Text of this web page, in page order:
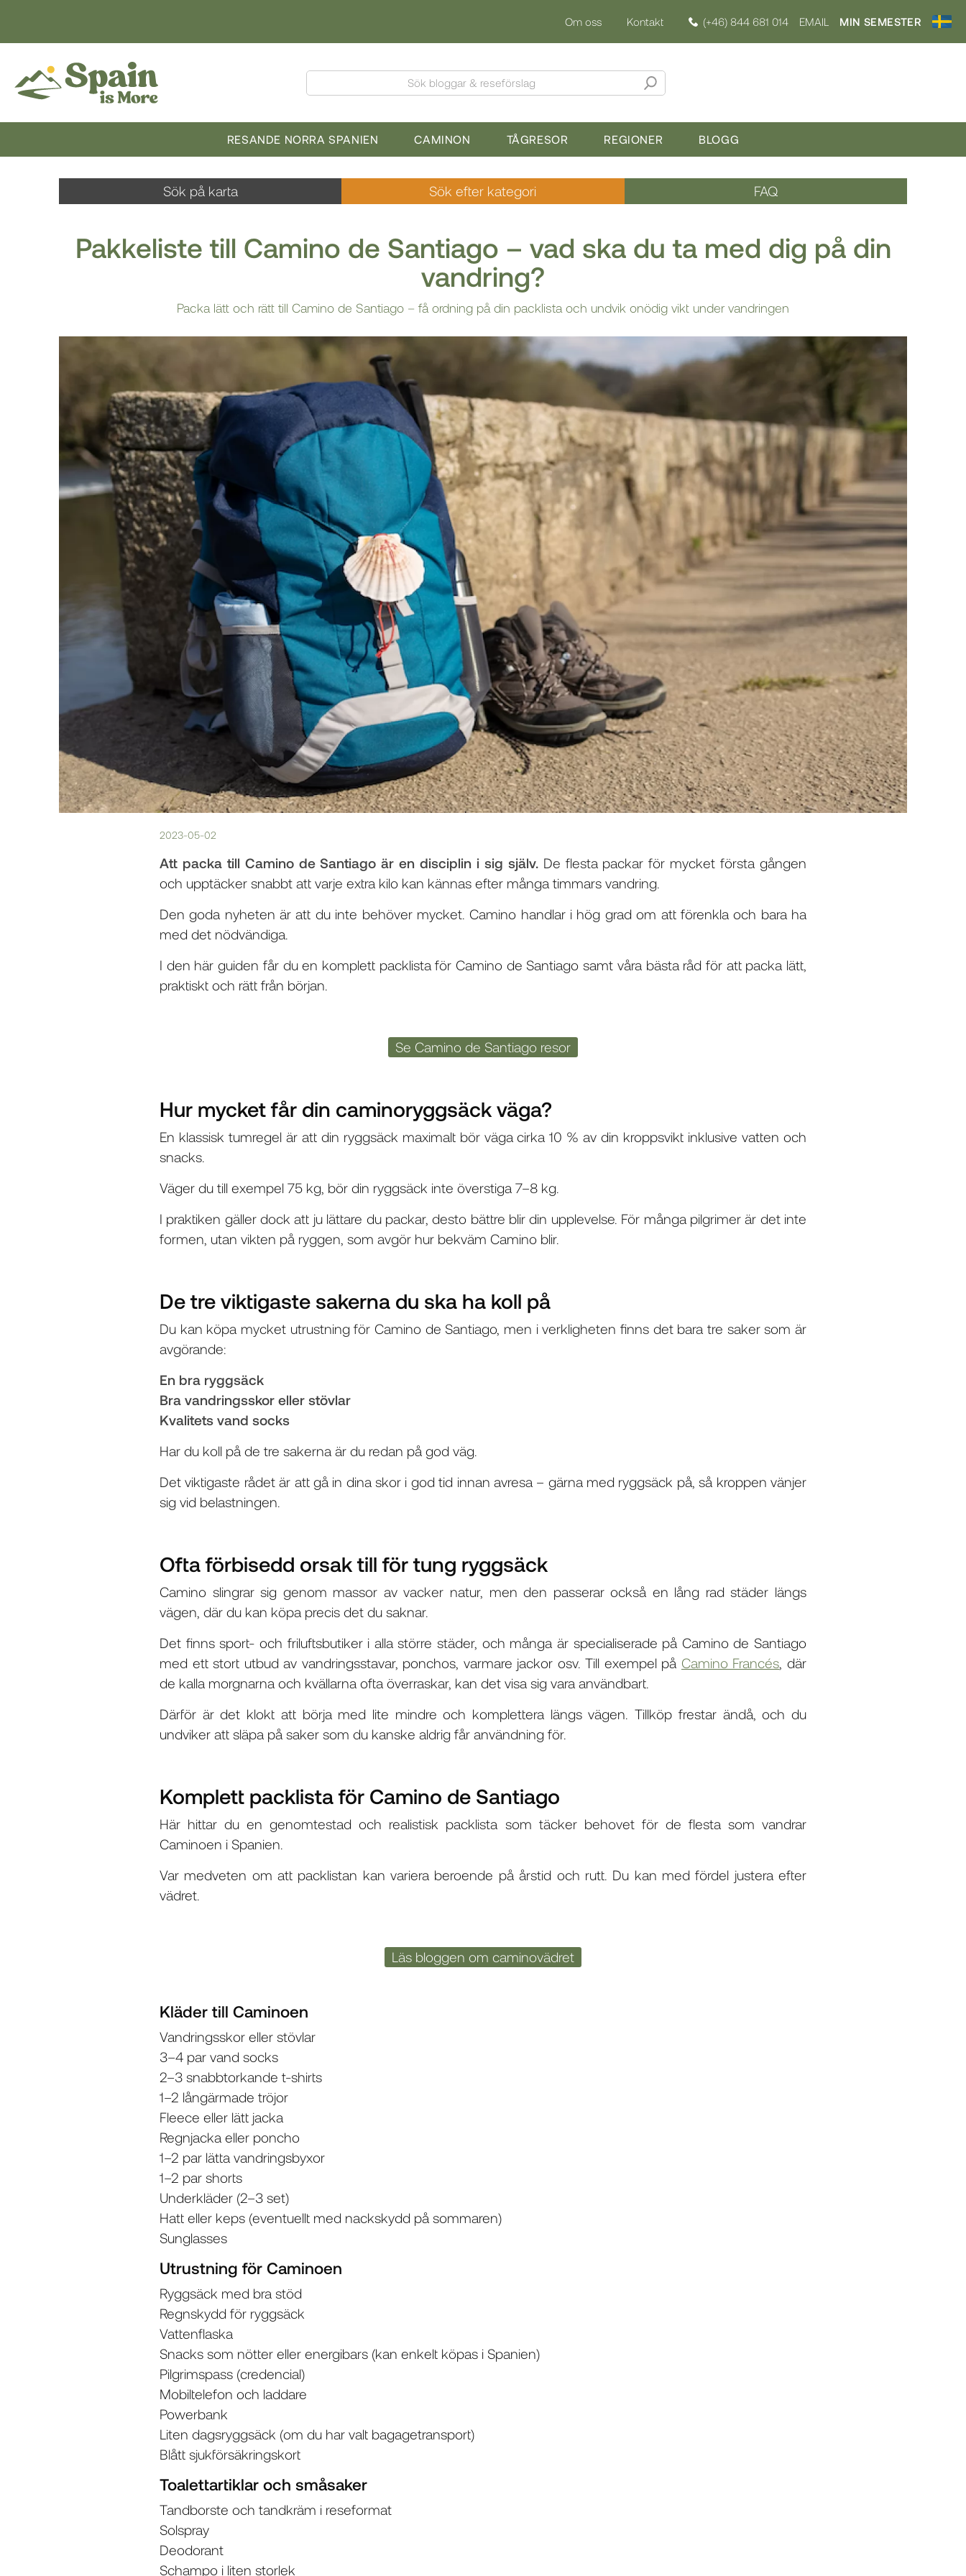
Om oss Kontakt (+46) 844 681 014 EMAIL MIN SEMESTER
Sök bloggar & reseförslag
RESANDE NORRA SPANIEN CAMINON TÅGRESOR REGIONER BLOGG
Sök på karta Sök efter kategori FAQ
Pakkeliste till Camino de Santiago – vad ska du ta med dig på din
vandring?
Packa lätt och rätt till Camino de Santiago – få ordning på din packlista och undvik onödig vikt under vandringen
2023-05-02
Att packa till Camino de Santiago är en disciplin i sig själv.De flesta packar för mycket första gången
och upptäcker snabbt att varje extra kilo kan kännas efter många timmars vandring.
Den goda nyheten är att du inte behöver mycket. Camino handlar i hög grad om att förenkla och bara ha
med det nödvändiga.
I den här guiden får du en komplett packlista för Camino de Santiago samt våra bästa råd för att packa lätt,
praktiskt och rätt från början.
Se Camino de Santiago resor
Hur mycket får din caminoryggsäck väga?
En klassisk tumregel är att din ryggsäck maximalt bör väga cirka 10 % av din kroppsvikt inklusive vatten och
snacks.
Väger du till exempel 75 kg, bör din ryggsäck inte överstiga 7–8 kg.
I praktiken gäller dock att ju lättare du packar, desto bättre blir din upplevelse. För många pilgrimer är det inte
formen, utan vikten på ryggen, som avgör hur bekväm Camino blir.
De tre viktigaste sakerna du ska ha koll på
Du kan köpa mycket utrustning för Camino de Santiago, men i verkligheten finns det bara tre saker som är
avgörande:
En bra ryggsäck
Bra vandringsskor eller stövlar
Kvalitets vand socks
Har du koll på de tre sakerna är du redan på god väg.
Det viktigaste rådet är att gå in dina skor i god tid innan avresa – gärna med ryggsäck på, så kroppen vänjer
sig vid belastningen.
Ofta förbisedd orsak till för tung ryggsäck
Camino slingrar sig genom massor av vacker natur, men den passerar också en lång rad städer längs
vägen, där du kan köpa precis det du saknar.
Det finns sport- och friluftsbutiker i alla större städer, och många är specialiserade på Camino de Santiago
med ett stort utbud av vandringsstavar, ponchos, varmare jackor osv. Till exempel på Camino Francés, där
de kalla morgnarna och kvällarna ofta överraskar, kan det visa sig vara användbart.
Därför är det klokt att börja med lite mindre och komplettera längs vägen. Tillköp frestar ändå, och du
undviker att släpa på saker som du kanske aldrig får användning för.
Komplett packlista för Camino de Santiago
Här hittar du en genomtestad och realistisk packlista som täcker behovet för de flesta som vandrar
Caminoen i Spanien.
Var medveten om att packlistan kan variera beroende på årstid och rutt. Du kan med fördel justera efter
vädret.
Läs bloggen om caminovädret
Kläder till Caminoen
Vandringsskor eller stövlar
3–4 par vand socks
2–3 snabbtorkande t-shirts
1–2 långärmade tröjor
Fleece eller lätt jacka
Regnjacka eller poncho
1–2 par lätta vandringsbyxor
1–2 par shorts
Underkläder (2–3 set)
Hatt eller keps (eventuellt med nackskydd på sommaren)
Sunglasses
Utrustning för Caminoen
Ryggsäck med bra stöd
Regnskydd för ryggsäck
Vattenflaska
Snacks som nötter eller energibars (kan enkelt köpas i Spanien)
Pilgrimspass (credencial)
Mobiltelefon och laddare
Powerbank
Liten dagsryggsäck (om du har valt bagagetransport)
Blått sjukförsäkringskort
Toalettartiklar och småsaker
Tandborste och tandkräm i reseformat
Solspray
Deodorant
Schampo i liten storlek